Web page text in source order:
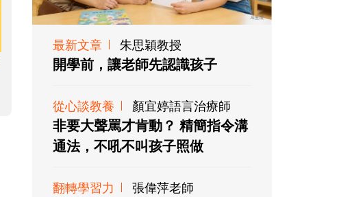
最新文章 朱思穎教授
開學前，讓老師先認識孩子
從心談教養 顏宜婷語言治療師
非要大聲罵才肯動？ 精簡指令溝
通法，不吼不叫孩子照做
翻轉學習力 張偉萍老師